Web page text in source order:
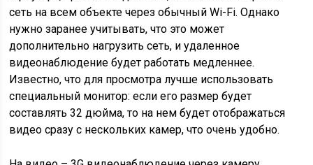
сеть на всем объекте через обычный Wi-Fi. Однако
нужно заранее учитывать, что это может
дополнительно нагрузить сеть, и удаленное
видеонаблюдение будет работать медленнее.
Известно, что для просмотра лучше использовать
специальный монитор: если его размер будет
составлять 32 дюйма, то на нем будет отображаться
видео сразу с нескольких камер, что очень удобно.